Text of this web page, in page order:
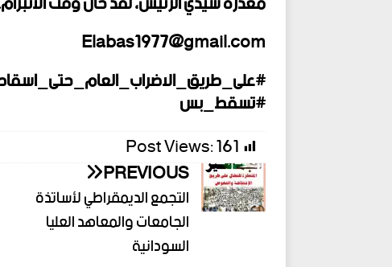
Elabas1977@gmail.com
#تسقط_بس
Post Views:161
PREVIOUS
التجمع الديمقراطي لأساتذة
الجامعات والمعاهد العليا
السودانية